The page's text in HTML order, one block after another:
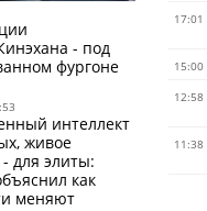
- под
фургоне
интеллект
живое
для элиты:
как
меняют
17:01
15:00
12:58
11:38